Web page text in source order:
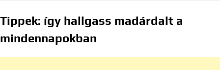
Tippek: így hallgass madárdalt a
mindennapokban